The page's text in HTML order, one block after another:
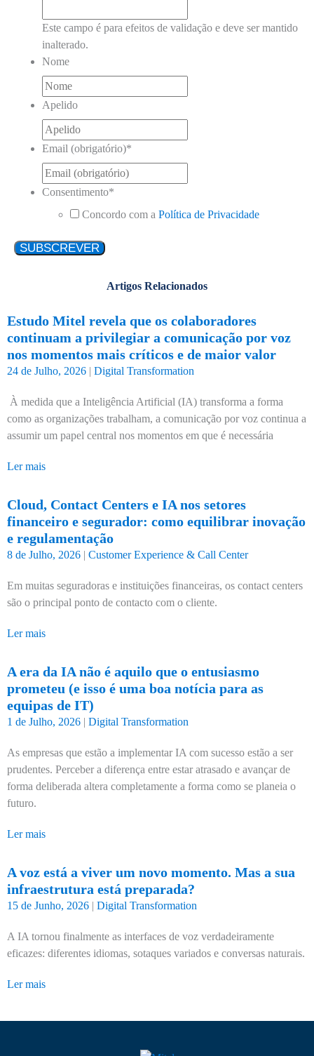
Este campo é para efeitos de validação e deve ser mantido
inalterado.
Nome
Apelido
Email (obrigatório)*
Consentimento*
Concordo com a Política de Privacidade
Artigos Relacionados
Estudo Mitel revela que os colaboradores
continuam a privilegiar a comunicação por voz
nos momentos mais críticos e de maior valor
24 de Julho, 2026 | Digital Transformation
À medida que a Inteligência Artificial (IA) transforma a forma
como as organizações trabalham, a comunicação por voz continua a
assumir um papel central nos momentos em que é necessária
Ler mais
Cloud, Contact Centers e IA nos setores
financeiro e segurador: como equilibrar inovação
e regulamentação
8 de Julho, 2026 | Customer Experience & Call Center
Em muitas seguradoras e instituições financeiras, os contact centers
são o principal ponto de contacto com o cliente.
Ler mais
A era da IA não é aquilo que o entusiasmo
prometeu (e isso é uma boa notícia para as
equipas de IT)
1 de Julho, 2026 | Digital Transformation
As empresas que estão a implementar IA com sucesso estão a ser
prudentes. Perceber a diferença entre estar atrasado e avançar de
forma deliberada altera completamente a forma como se planeia o
futuro.
Ler mais
A voz está a viver um novo momento. Mas a sua
infraestrutura está preparada?
15 de Junho, 2026 | Digital Transformation
A IA tornou finalmente as interfaces de voz verdadeiramente
eficazes: diferentes idiomas, sotaques variados e conversas naturais.
Ler mais